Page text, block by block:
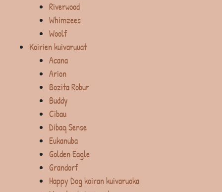
Riverwood
Whimzees
Woolf
Koirien kuivaruuat
Acana
Arion
Bozita Robur
Buddy
Cibau
Dibaq Sense
Eukanuba
Golden Eagle
Grandorf
Happy Dog koiran kuivaruoka